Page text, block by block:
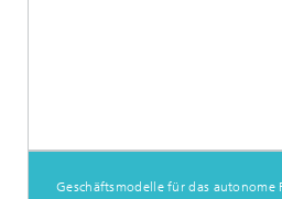
Geschäftsmodelle für das autonome